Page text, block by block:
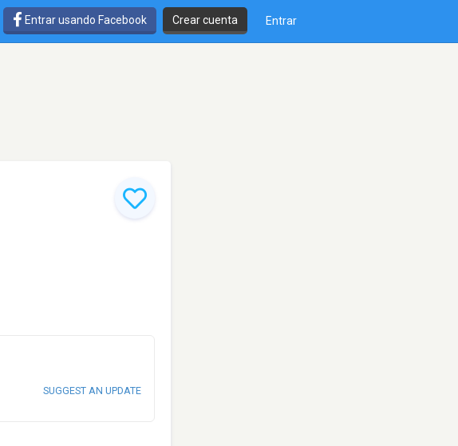
Entrar usando Facebook Crear cuenta Entrar
SUGGEST AN UPDATE